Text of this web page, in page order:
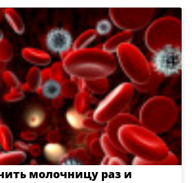
молочницу раз и